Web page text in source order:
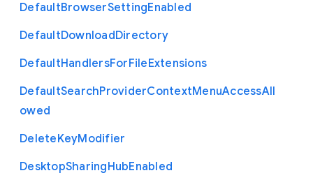
DefaultBrowserSettingEnabled
DefaultDownloadDirectory
DefaultHandlersForFileExtensions
DefaultSearchProviderContextMenuAccessAll
owed
DeleteKeyModifier
DesktopSharingHubEnabled